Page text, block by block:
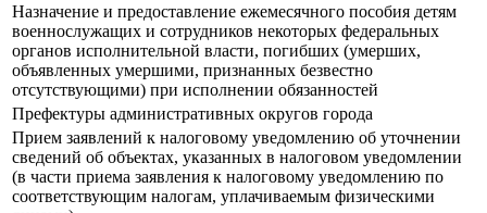
Назначение и предоставление ежемесячного пособия детям
военнослужащих и сотрудников некоторых федеральных
органов исполнительной власти, погибших (умерших,
объявленных умершими, признанных безвестно
отсутствующими) при исполнении обязанностей
Префектуры административных округов города
Прием заявлений к налоговому уведомлению об уточнении
сведений об объектах, указанных в налоговом уведомлении
(в части приема заявления к налоговому уведомлению по
соответствующим налогам, уплачиваемым физическими